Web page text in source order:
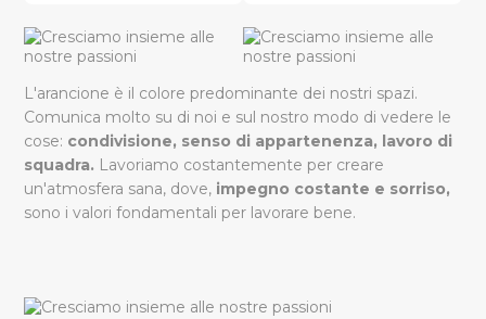
L'arancione è il colore predominante dei nostri spazi.
Comunica molto su di noi e sul nostro modo di vedere le
cose: condivisione, senso di appartenenza, lavoro di
squadra. Lavoriamo costantemente per creare
un'atmosfera sana, dove, impegno costante e sorriso,
sono i valori fondamentali per lavorare bene.